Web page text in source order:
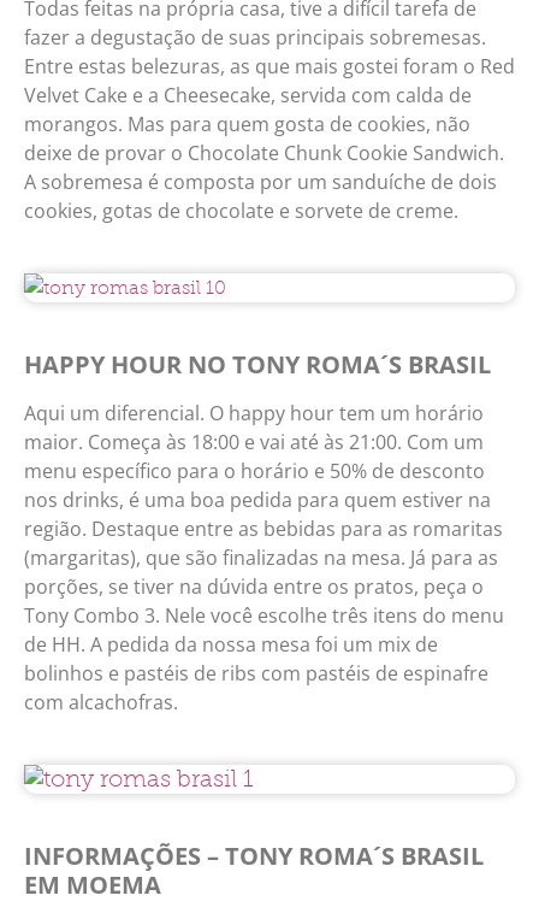
Todas feitas na própria casa, tive a difícil tarefa de
fazer a degustação de suas principais sobremesas.
Entre estas belezuras, as que mais gostei foram o Red
Velvet Cake e a Cheesecake, servida com calda de
morangos. Mas para quem gosta de cookies, não
deixe de provar o Chocolate Chunk Cookie Sandwich.
A sobremesa é composta por um sanduíche de dois
cookies, gotas de chocolate e sorvete de creme.
HAPPY HOUR NO TONY ROMA´S BRASIL
Aqui um diferencial. O happy hour tem um horário
maior. Começa às 18:00 e vai até às 21:00. Com um
menu específico para o horário e 50% de desconto
nos drinks, é uma boa pedida para quem estiver na
região. Destaque entre as bebidas para as romaritas
(margaritas), que são finalizadas na mesa. Já para as
porções, se tiver na dúvida entre os pratos, peça o
Tony Combo 3. Nele você escolhe três itens do menu
de HH. A pedida da nossa mesa foi um mix de
bolinhos e pastéis de ribs com pastéis de espinafre
com alcachofras.
INFORMAÇÕES – TONY ROMA´S BRASIL
EM MOEMA